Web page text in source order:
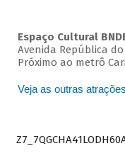
Espaço Cultural
Avenida República
Próximo ao metrô
Veja as outras